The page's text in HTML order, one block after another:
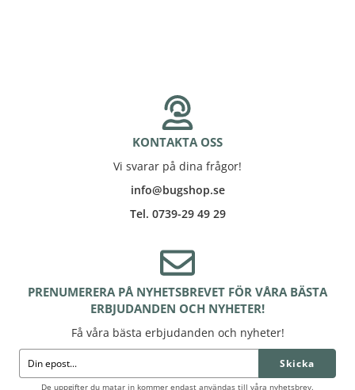
KONTAKTA OSS
Vi svarar på dina frågor!
info@bugshop.se
Tel. 0739-29 49 29
PRENUMERERA PÅ NYHETSBREVET FÖR VÅRA BÄSTA
ERBJUDANDEN OCH NYHETER!
Få våra bästa erbjudanden och nyheter!
Skicka
De uppgifter du matar in kommer endast användas till våra nyhetsbrev.